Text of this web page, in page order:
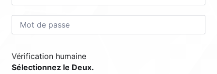
Vérification humaine
Sélectionnez le Deux.